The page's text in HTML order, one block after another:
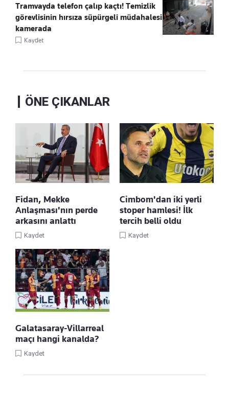
Tramvayda telefon çalıp kaçtı! Temizlik
görevlisinin hırsıza süpürgeli müdahalesi
kamerada
Kaydet
ÖNE ÇIKANLAR
Fidan, Mekke
Anlaşması'nın perde
arkasını anlattı
Kaydet
Cimbom'dan iki yerli
stoper hamlesi! İlk
tercih belli oldu
Kaydet
Galatasaray-Villarreal
maçı hangi kanalda?
Kaydet